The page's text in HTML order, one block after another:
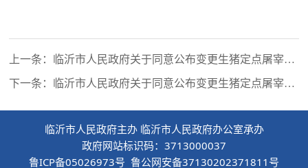
上一条：临沂市人民政府关于同意公布变更生猪定点屠宰证
下一条：临沂市人民政府关于同意公布变更生猪定点屠宰证
临沂市人民政府主办 临沂市人民政府办公室承办
政府网站标识码：3713000037
鲁ICP备05026973号 鲁公网安备37130202371811号